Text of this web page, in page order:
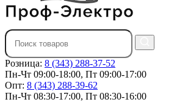
Розница: 8 (343) 288-37-52
Пн-Чт 09:00-18:00, Пт 09:00-17:00
Опт: 8 (343) 288-39-62
Пн-Чт 08:30-17:00, Пт 08:30-16:00